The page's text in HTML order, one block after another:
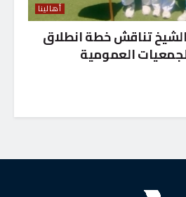
أهالينا
تناقش خطة انطلاق
العمومية